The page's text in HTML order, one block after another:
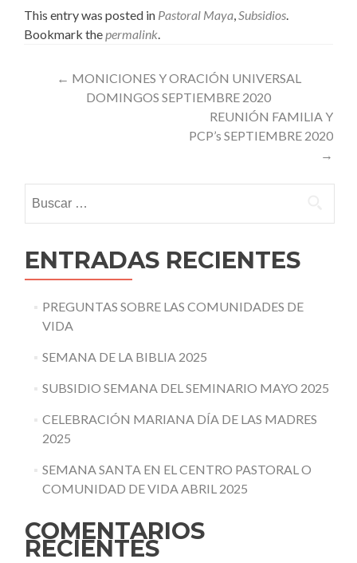
This entry was posted in Pastoral Maya,Subsidios.
Bookmark thepermalink.
Post
navigation
← MONICIONES Y ORACIÓN UNIVERSAL
DOMINGOS SEPTIEMBRE 2020
REUNIÓN FAMILIA Y
PCP’s SEPTIEMBRE 2020
→
ENTRADAS RECIENTES
PREGUNTAS SOBRE LAS COMUNIDADES DE
VIDA
SEMANA DE LA BIBLIA 2025
SUBSIDIO SEMANA DEL SEMINARIO MAYO 2025
CELEBRACIÓN MARIANA DÍA DE LAS MADRES
2025
SEMANA SANTA EN EL CENTRO PASTORAL O
COMUNIDAD DE VIDA ABRIL 2025
COMENTARIOS
RECIENTES